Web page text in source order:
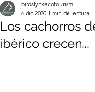
Los cachorros
ibérico crecen...
birdslynxecotourism
6 dic 2020 1 min de lectura